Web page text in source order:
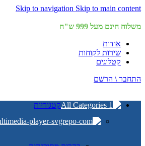
Skip to navigation Skip to main content
משלוח חינם מעל 999 ש"ח
אודות
שירות לקוחות
קטלוגים
התחבר \ הרשם
קטגוריות